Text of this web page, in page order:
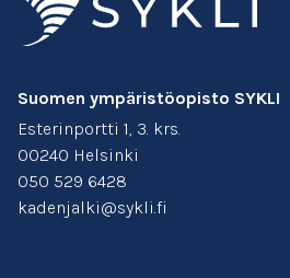
Suomen ympäristöopisto SYKLI
Esterinportti 1, 3. krs.
00240 Helsinki
050 529 6428
kadenjalki@sykli.fi